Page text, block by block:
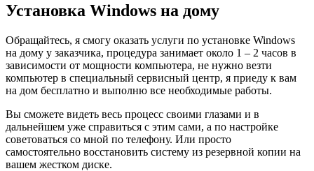
Установка Windows на дому
Обращайтесь, я смогу оказать услуги по установке Windows
на дому у заказчика, процедура занимает около 1 – 2 часов в
зависимости от мощности компьютера, не нужно везти
компьютер в специальный сервисный центр, я приеду к вам
на дом бесплатно и выполню все необходимые работы.
Вы сможете видеть весь процесс своими глазами и в
дальнейшем уже справиться с этим сами, а по настройке
советоваться со мной по телефону. Или просто
самостоятельно восстановить систему из резервной копии на
вашем жестком диске.